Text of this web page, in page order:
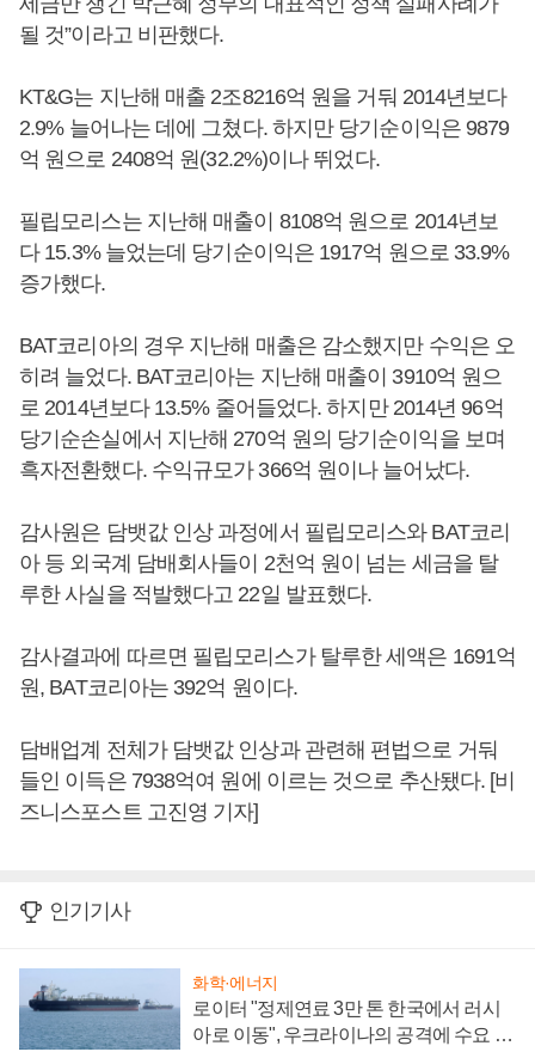
될 것”이라고 비판했다.
KT&G는 지난해 매출 2조8216억 원을 거둬 2014년보다
2.9% 늘어나는 데에 그쳤다. 하지만 당기순이익은 9879
억 원으로 2408억 원(32.2%)이나 뛰었다.
필립모리스는 지난해 매출이 8108억 원으로 2014년보
다 15.3% 늘었는데 당기순이익은 1917억 원으로 33.9%
증가했다.
BAT코리아의 경우 지난해 매출은 감소했지만 수익은 오
히려 늘었다. BAT코리아는 지난해 매출이 3910억 원으
로 2014년보다 13.5% 줄어들었다. 하지만 2014년 96억
당기순손실에서 지난해 270억 원의 당기순이익을 보며
흑자전환했다. 수익규모가 366억 원이나 늘어났다.
감사원은 담뱃값 인상 과정에서 필립모리스와 BAT코리
아 등 외국계 담배회사들이 2천억 원이 넘는 세금을 탈
루한 사실을 적발했다고 22일 발표했다.
감사결과에 따르면 필립모리스가 탈루한 세액은 1691억
원, BAT코리아는 392억 원이다.
담배업계 전체가 담뱃값 인상과 관련해 편법으로 거둬
들인 이득은 7938억여 원에 이르는 것으로 추산됐다. [비
즈니스포스트 고진영 기자]
인기기사
화학·에너지
로이터 "정제연료 3만 톤 한국에서 러시
아로 이동", 우크라이나의 공격에 수요 늘